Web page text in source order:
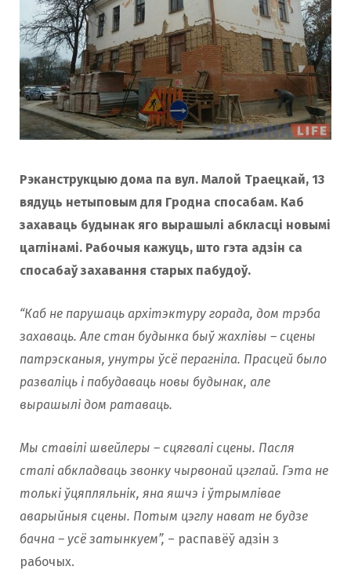
o
k
r
a
Рэканструкцыю дома па вул. Малой Траецкай, 13
вядуць нетыповым для Гродна спосабам. Каб
захаваць будынак яго вырашылі абкласці новымі
цаглінамі. Рабочыя кажуць, што гэта адзін са
спосабаў захавання старых пабудоў.
“Каб не парушаць архітэктуру горада, дом трэба
захаваць. Але стан будынка быў жахлівы – сцены
патрэсканыя, унутры ўсё перагнiла. Прасцей было
разваліць і пабудаваць новы будынак, але
вырашылі дом ратаваць.
Мы ставілі швейлеры – сцягвалі сцены. Пасля
сталі абкладваць звонку чырвонай цэглай. Гэта не
толькі ўцяпляльнік, яна яшчэ і ўтрымлівае
аварыйныя сцены. Потым цэглу нават не будзе
бачна – усё затынкуем”, – распавёў адзін з
рабочых.